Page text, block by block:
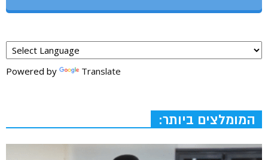
Powered by Translate
המומלצים ביותר: